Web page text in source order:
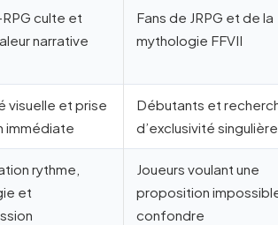
culte et
narrative
Fans de JRPG et de la
mythologie FFVII
visuelle et prise
immédiate
Débutants et
d’exclusivité singulière
rythme,
et
Joueurs voulant une
proposition
confondre